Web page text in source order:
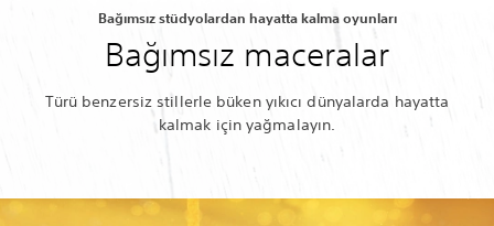
Bağımsız stüdyolardan hayatta kalma oyunları
Bağımsız maceralar
Türü benzersiz stillerle büken yıkıcı dünyalarda hayatta
kalmak için yağmalayın.